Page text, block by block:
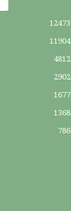
12473
11904
4812
2902
1677
1368
786